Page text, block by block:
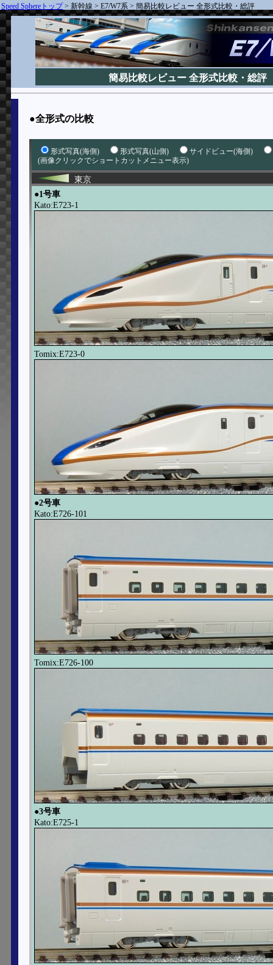
Speed Sphereトップ> 新幹線 > E7/W7系 > 簡易比較レビュー 全形式比較・総評
簡易比較レビュー 全形式比較・総評
●全形式の比較
形式写真(海側) 形式写真(山側)
サイドビュー(海側)
(画像クリックでショートカットメニュー表示)
東京
●1号車
Kato:E723-1
Tomix:E723-0
●2号車
Kato:E726-101
Tomix:E726-100
●3号車
Kato:E725-1